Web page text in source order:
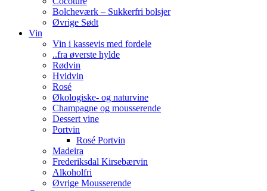
Bolcheværk – Sukkerfri bolsjer
Øvrige Sødt
Vin
Vin i kassevis med fordele
..fra øverste hylde
Rødvin
Hvidvin
Rosé
Økologiske- og naturvine
Champagne og mousserende
Dessert vine
Portvin
Rosé Portvin
Madeira
Frederiksdal Kirsebærvin
Alkoholfri
Øvrige Mousserende